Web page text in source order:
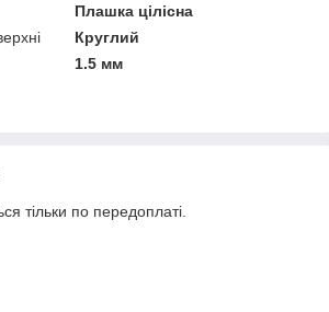
Плашка цілісна
Круглий
1.5 мм
тільки по передоплаті.